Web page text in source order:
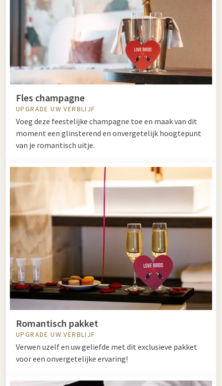
Fles champagne
UPGRADE UW VERBLIJF
Voeg deze feestelijke champagne toe en maak van dit
moment een glinsterend en onvergetelijk hoogtepunt
van je romantisch uitje.
Romantisch pakket
UPGRADE UW VERBLIJF
Verwen uzelf en uw geliefde met dit exclusieve pakket
voor een onvergetelijke ervaring!